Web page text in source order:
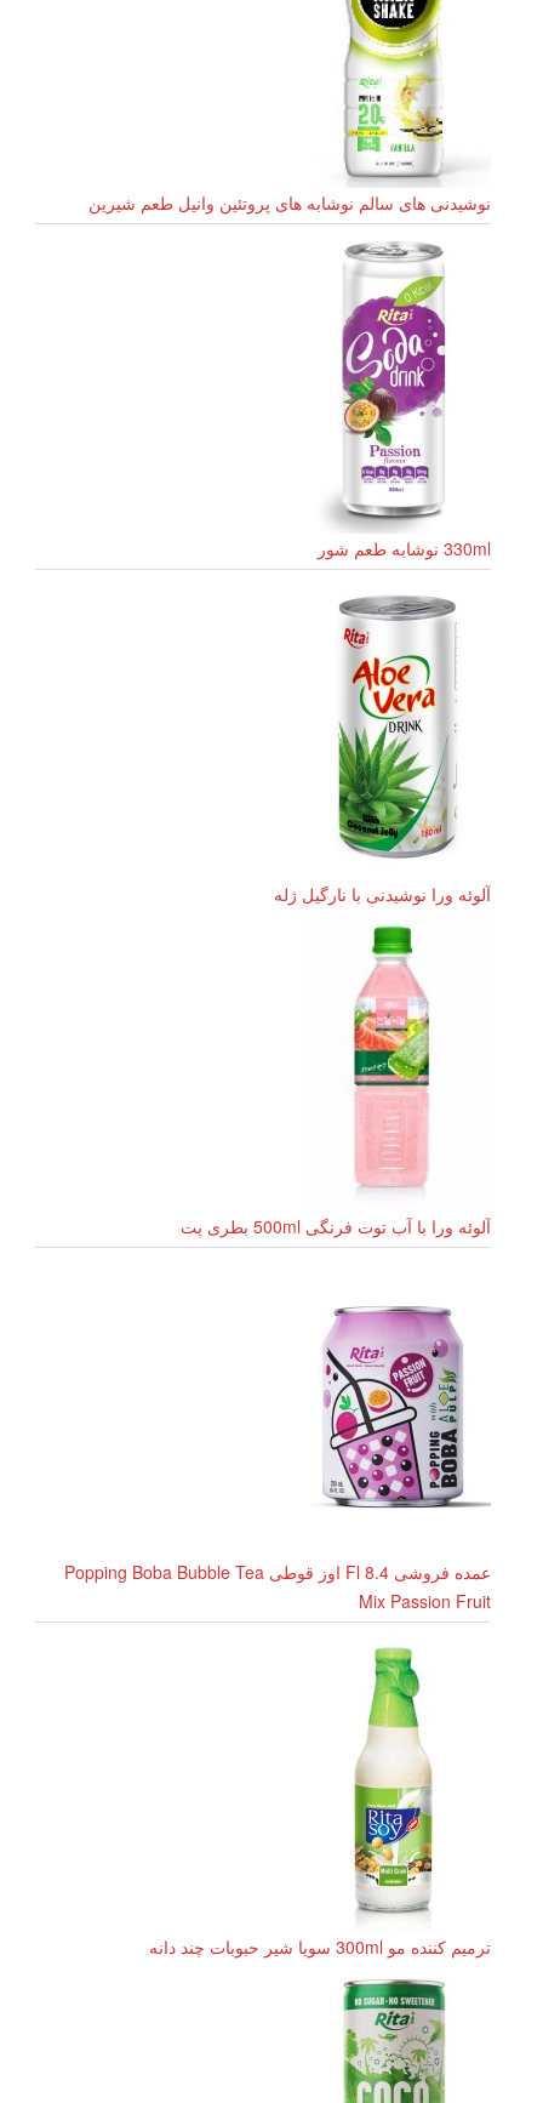
نوشیدنی های سالم نوشابه های پروتئین وانیل طعم شیرین
330ml نوشابه طعم شور
آلوئه ورا نوشیدنی با نارگیل ژله
آلوئه ورا با آب توت فرنگی 500ml بطری پت
عمده فروشی 8.4 Fl اوز قوطی Popping Boba Bubble Tea
Mix Passion Fruit
ترمیم کننده مو 300ml سویا شیر حبوبات چند دانه